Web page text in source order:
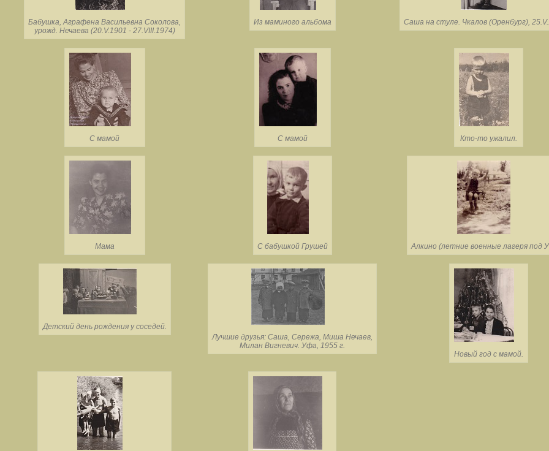
Бабушка, Аграфена Васильевна Соколова,
урожд. Нечаева (20.V.1901 - 27.VIII.1974)
Из маминого альбома Саша на стуле. Чкалов (Оренбург),
С мамой С мамой Кто-то ужалил.
Мама С бабушкой Грушей Алкино (летние военные лагеря под
Детский день рождения у соседей.
Лучшие друзья: Саша, Сережа, Миша Нечаев,
Милан Вигневич. Уфа, 1955 г.
Новый год с мамой.